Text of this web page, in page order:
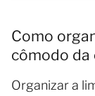
Como
cômodo da
Organizar a